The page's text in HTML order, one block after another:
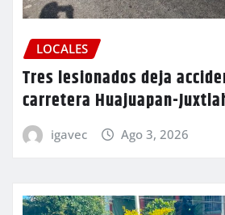
LOCALES
Tres lesionados deja
carretera Huajuapan-
igavec Ago 3, 2026